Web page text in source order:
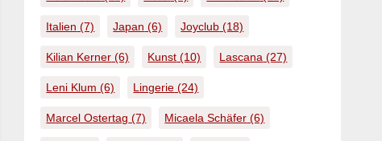
Italien (7) Japan (6) Joyclub (18)
Kilian Kerner (6) Kunst (10) Lascana (27)
Leni Klum (6) Lingerie (24)
Marcel Ostertag (7) Micaela Schäfer (6)